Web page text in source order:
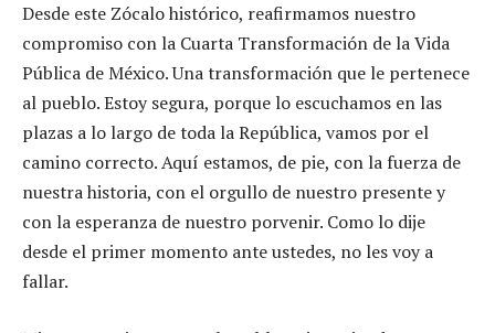
Desde este Zócalo histórico, reafirmamos nuestro
compromiso con la Cuarta Transformación de la Vida
Pública de México. Una transformación que le pertenece
al pueblo. Estoy segura, porque lo escuchamos en las
plazas a lo largo de toda la República, vamos por el
camino correcto. Aquí estamos, de pie, con la fuerza de
nuestra historia, con el orgullo de nuestro presente y
con la esperanza de nuestro porvenir. Como lo dije
desde el primer momento ante ustedes, no les voy a
fallar.